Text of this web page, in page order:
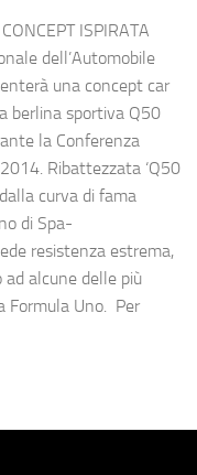
ISPIRATA
dell’Automobile
una concept car
berlina sportiva Q50
la Conferenza
Ribattezzata ‘Q50
curva di fama
di Spa-
resistenza estrema,
ad alcune delle più
Formula Uno. Per